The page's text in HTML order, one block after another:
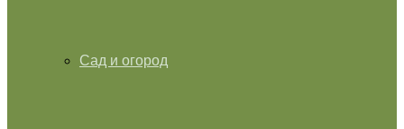
Сад и огород